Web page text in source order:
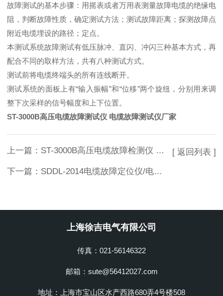
故障测试的基本步骤：用摇表或者万用表测量故障电缆的绝缘电
阻，判断故障性质，确定测试方法；测试故障距离；探测故障点
附近电缆埋设的路径；定点。
本测试系统故障测试有低压脉冲、直闪、冲闪三种基本方式，再
配合不同的取样方法，共有八种测试方式。
测试前将电缆终端头的所有连线断开。
测试系统的面板上有“输入振幅”和“位移”两个旋纽，分别用来调
整下次采样的信号幅度和上下位置。
ST-3000B高压电缆故障测试仪 电缆故障测试仪厂家
上一篇： ST-3000B高压电缆故障检测仪 带电电缆识别仪推荐
下一篇： SDDL-2014电缆故障定位仪/电缆故障路径仪 电缆识别仪
[ 返回列表 ]
上海徐吉电气有限公司
传真：021-56146322
邮箱：sute@56412027.com
地址：上海市宝山区水产西路680弄4号楼508